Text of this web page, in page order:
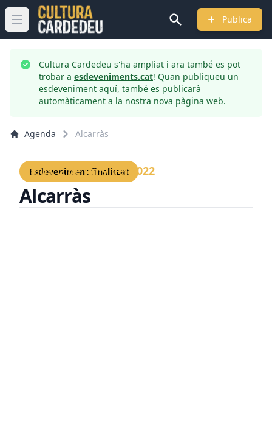
Obrir menú principal Publica
Cultura Cardedeu s'ha ampliat i ara també es pot
trobar a esdeveniments.cat! Quan publiqueu un
esdeveniment aquí, també es publicarà
automàticament a la nostra nova pàgina web.
Agenda Alcarràs
Esdeveniment finalitzat
Dijous, 2 de juny del 2022
Alcarràs